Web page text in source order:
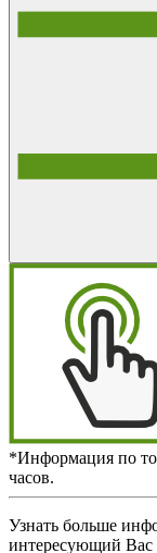
*Информация по
часов.
Узнать больше
интересующий Вас